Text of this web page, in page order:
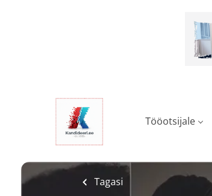
Tööotsijale
Tagasi